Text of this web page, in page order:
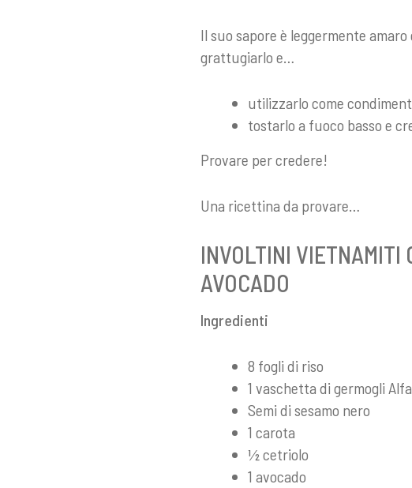
Il suo sapore è leggermente
grattugiarlo e…
utilizzarlo come
tostarlo a fuoco basso e
Provare per credere!
Una ricettina da provare…
INVOLTINI VIETNAMITI
AVOCADO
Ingredienti
8 fogli di riso
1 vaschetta di germogli
Semi di sesamo nero
1 carota
½ cetriolo
1 avocado